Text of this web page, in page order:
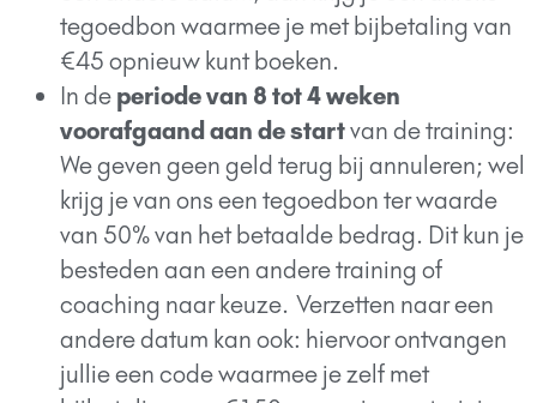
tegoedbon waarmee je met bijbetaling van
€45 opnieuw kunt boeken.
In de periode van 8 tot 4 weken
voorafgaand aan de startvan de training:
We geven geen geld terug bij annuleren; wel
krijg je van ons een tegoedbon ter waarde
van 50% van het betaalde bedrag. Dit kun je
besteden aan een andere training of
coaching naar keuze. Verzetten naar een
andere datum kan ook: hiervoor ontvangen
jullie een code waarmee je zelf met